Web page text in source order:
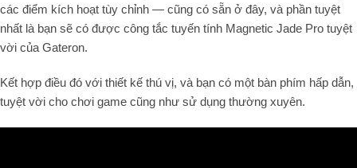
các điểm kích hoạt tùy chỉnh — cũng có sẵn ở đây, và phần tuyệt
nhất là bạn sẽ có được công tắc tuyến tính Magnetic Jade Pro tuyệt
vời của Gateron.
Kết hợp điều đó với thiết kế thú vị, và bạn có một bàn phím hấp dẫn,
tuyệt vời cho chơi game cũng như sử dụng thường xuyên.